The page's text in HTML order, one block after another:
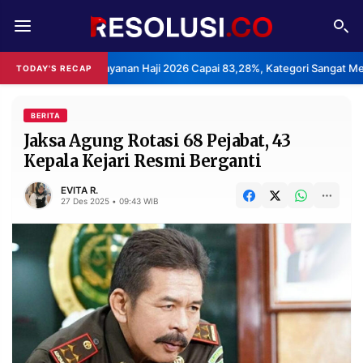
TODAY'S RECAP
Layanan Haji 2026 Capai 83,28%, Kategori Sangat Memuaskan.
REDAKSI TENTANG
RESOLUSI IKLAN
RUBRIKASI
EDITORIAL
DAERAH NASIONAL
MANCA SPORT
INFORMASI
BERITA
Jaksa Agung Rotasi 68 Pejabat, 43
Kepala Kejari Resmi Berganti
EVITA R.
27 Des 2025 • 09:43 WIB